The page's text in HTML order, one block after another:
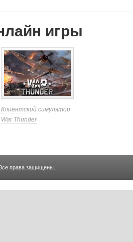
игры
Клиентский симулятор
War Thunder
Все права защищены.